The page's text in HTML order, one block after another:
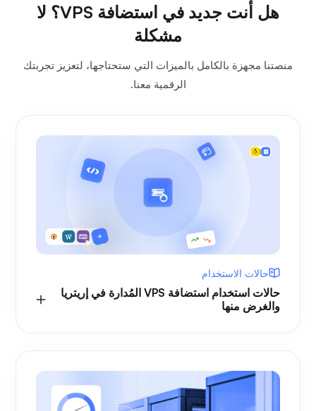
هل أنت جديد في استضافة VPS؟ لا
مشكلة
منصتنا مجهزة بالكامل بالميزات التي ستحتاجها، لتعزيز تجربتك
الرقمية معنا.
حالات الاستخدام
حالات استخدام استضافة VPS المُدارة في إريتريا
والغرض منها